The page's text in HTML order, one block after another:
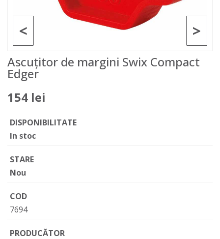
>
<
Ascuțitor de margini Swix Compact
Edger
154 lei
DISPONIBILITATE
In stoc
STARE
Nou
COD
7694
PRODUCĂTOR